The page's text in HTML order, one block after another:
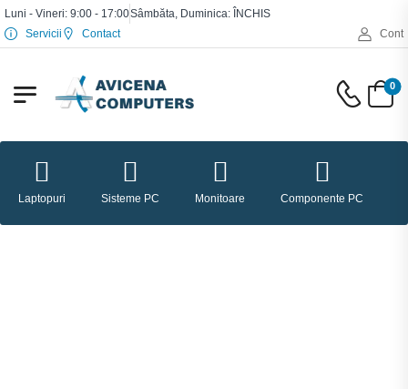
Luni - Vineri: 9:00 - 17:00Sâmbăta, Duminica: ÎNCHIS
Servicii
Contact Cont
0
Laptopuri Sisteme PC Monitoare Componente PC